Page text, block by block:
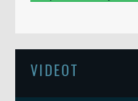
VIDEOT